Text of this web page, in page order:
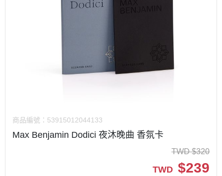
商品編號： 53915012044133
Max Benjamin Dodici 夜沐晚曲 香氛卡
TWD $320
TWD $239